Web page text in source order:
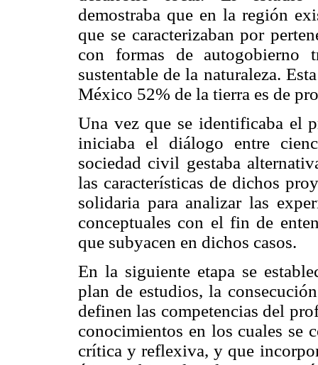
demostraba que en la región
que se caracterizaban por
con formas de autogobierno
sustentable de la naturaleza.
México 52% de la tierra es de
Una vez que se identificaba el
iniciaba el diálogo entre
sociedad civil gestaba
las características de dichos
solidaria para analizar las
conceptuales con el fin de
que subyacen en dichos casos.
En la siguiente etapa se
plan de estudios, la
definen las competencias del
conocimientos en los cuales se
crítica y reflexiva, y que